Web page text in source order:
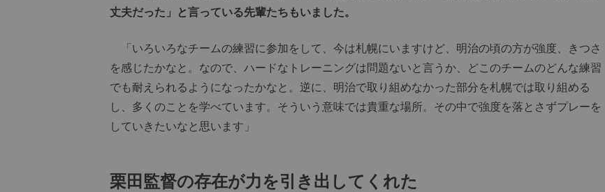
丈夫だった」と言っている先輩たちもいました。
「いろいろなチームの練習に参加をして、今は札幌にいますけど、明治の頃の方が強度、きつさ
を感じたかなと。なので、ハードなトレーニングは問題ないと言うか、どこのチームのどんな練習
でも耐えられるようになったかなと。逆に、明治で取り組めなかった部分を札幌では取り組める
し、多くのことを学べています。そういう意味では貴重な場所。その中で強度を落とさずプレーを
していきたいなと思います」
栗田監督の存在が力を引き出してくれた